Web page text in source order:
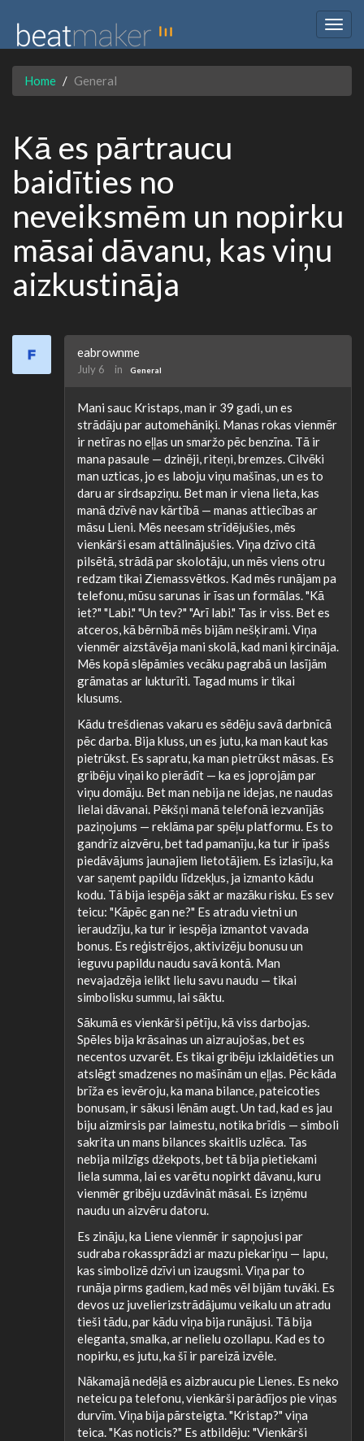
Home General
Kā es pārtraucu
baidīties no
neveiksmēm un nopirku
māsai dāvanu, kas viņu
aizkustināja
eabrownme
July 6 in General
Mani sauc Kristaps, man ir 39 gadi, un es
strādāju par automehāniķi. Manas rokas vienmēr
ir netīras no eļļas un smaržo pēc benzīna. Tā ir
mana pasaule — dzinēji, riteņi, bremzes. Cilvēki
man uzticas, jo es laboju viņu mašīnas, un es to
daru ar sirdsapziņu. Bet man ir viena lieta, kas
manā dzīvē nav kārtībā — manas attiecības ar
māsu Lieni. Mēs neesam strīdējušies, mēs
vienkārši esam attālinājušies. Viņa dzīvo citā
pilsētā, strādā par skolotāju, un mēs viens otru
redzam tikai Ziemassvētkos. Kad mēs runājam pa
telefonu, mūsu sarunas ir īsas un formālas. "Kā
iet?" "Labi." "Un tev?" "Arī labi." Tas ir viss. Bet es
atceros, kā bērnībā mēs bijām nešķirami. Viņa
vienmēr aizstāvēja mani skolā, kad mani ķircināja.
Mēs kopā slēpāmies vecāku pagrabā un lasījām
grāmatas ar lukturīti. Tagad mums ir tikai
klusums.
Kādu trešdienas vakaru es sēdēju savā darbnīcā
pēc darba. Bija kluss, un es jutu, ka man kaut kas
pietrūkst. Es sapratu, ka man pietrūkst māsas. Es
gribēju viņai ko pierādīt — ka es joprojām par
viņu domāju. Bet man nebija ne idejas, ne naudas
lielai dāvanai. Pēkšņi manā telefonā iezvanījās
paziņojums — reklāma par spēļu platformu. Es to
gandrīz aizvēru, bet tad pamanīju, ka tur ir īpašs
piedāvājums jaunajiem lietotājiem. Es izlasīju, ka
var saņemt papildu līdzekļus, ja izmanto kādu
kodu. Tā bija iespēja sākt ar mazāku risku. Es sev
teicu: "Kāpēc gan ne?" Es atradu vietni un
ieraudzīju, ka tur ir iespēja izmantot vavada
bonus. Es reģistrējos, aktivizēju bonusu un
ieguvu papildu naudu savā kontā. Man
nevajadzēja ielikt lielu savu naudu — tikai
simbolisku summu, lai sāktu.
Sākumā es vienkārši pētīju, kā viss darbojas.
Spēles bija krāsainas un aizraujošas, bet es
necentos uzvarēt. Es tikai gribēju izklaidēties un
atslēgt smadzenes no mašīnām un eļļas. Pēc kāda
brīža es ievēroju, ka mana bilance, pateicoties
bonusam, ir sākusi lēnām augt. Un tad, kad es jau
biju aizmirsis par laimestu, notika brīdis — simboli
sakrita un mans bilances skaitlis uzlēca. Tas
nebija milzīgs džekpots, bet tā bija pietiekami
liela summa, lai es varētu nopirkt dāvanu, kuru
vienmēr gribēju uzdāvināt māsai. Es izņēmu
naudu un aizvēru datoru.
Es zināju, ka Liene vienmēr ir sapņojusi par
sudraba rokassprādzi ar mazu piekariņu — lapu,
kas simbolizē dzīvi un izaugsmi. Viņa par to
runāja pirms gadiem, kad mēs vēl bijām tuvāki. Es
devos uz juvelierizstrādājumu veikalu un atradu
tieši tādu, par kādu viņa bija runājusi. Tā bija
eleganta, smalka, ar nelielu ozollapu. Kad es to
nopirku, es jutu, ka šī ir pareizā izvēle.
Nākamajā nedēļā es aizbraucu pie Lienes. Es neko
neteicu pa telefonu, vienkārši parādījos pie viņas
durvīm. Viņa bija pārsteigta. "Kristap?" viņa
teica. "Kas noticis?" Es atbildēju: "Vienkārši